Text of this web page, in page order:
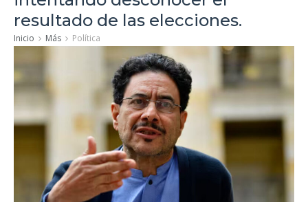
resultado de las elecciones.
Inicio Más Política